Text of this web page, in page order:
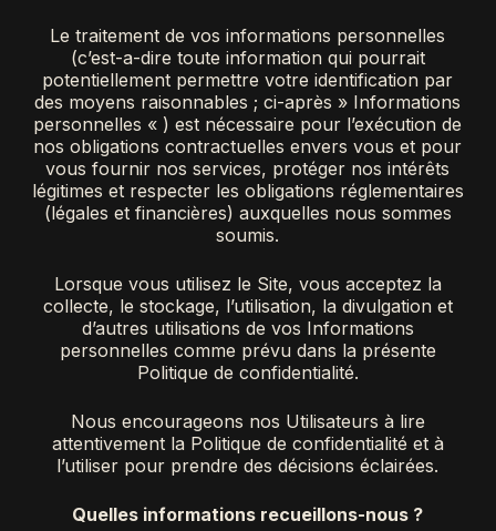
Le traitement de vos informations personnelles
(c’est-a-dire toute information qui pourrait
potentiellement permettre votre identification par
des moyens raisonnables ; ci-après » Informations
personnelles « ) est nécessaire pour l’exécution de
nos obligations contractuelles envers vous et pour
vous fournir nos services, protéger nos intérêts
légitimes et respecter les obligations réglementaires
(légales et financières) auxquelles nous sommes
soumis.
Lorsque vous utilisez le Site, vous acceptez la
collecte, le stockage, l’utilisation, la divulgation et
d’autres utilisations de vos Informations
personnelles comme prévu dans la présente
Politique de confidentialité.
Nous encourageons nos Utilisateurs à lire
attentivement la Politique de confidentialité et à
l’utiliser pour prendre des décisions éclairées.
Quelles informations recueillons-nous ?